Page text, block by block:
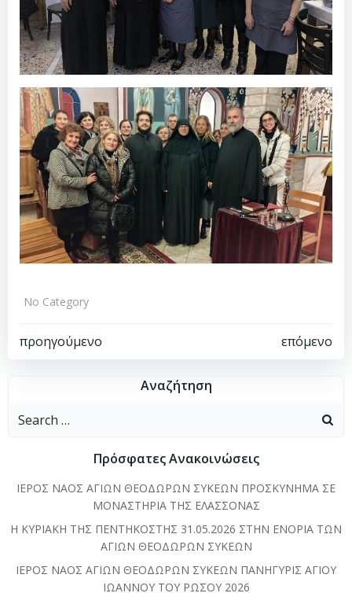
No Category
Πλοήγηση
προηγούμενο
Πλοήγηση
άρθρων
επόμενο
Αναζήτηση
Search
Πρόσφατες Ανακοινώσεις
ΙΕΡΟΣ ΝΑΟΣ ΑΓΙΩΝ ΘΕΟΔΩΡΩΝ ΣΥΚΕΩΝ ΠΡΟΣΚΥΝΗΜΑ ΣΕ
ΜΟΝΑΣΤΗΡΙΑ ΤΗΣ ΕΛΑΣΣΟΝΑΣ
Η ΚΥΡΙΑΚΗ ΤΗΣ ΠΕΝΤΗΚΟΣΤΗΣ 31.05.2026 ΣΤΗΝ ΕΝΟΡΙΑ ΤΩΝ
ΑΓΙΩΝ ΘΕΟΔΩΡΩΝ ΣΥΚΕΩΝ
ΙΕΡΟΣ ΝΑΟΣ ΑΓΙΩΝ ΘΕΟΔΩΡΩΝ ΣΥΚΕΩΝ ΠΑΝΗΓΥΡΙΣ ΑΓΙΟΥ
ΙΩΑΝΝΟΥ ΤΟΥ ΡΩΣΟΥ 2026